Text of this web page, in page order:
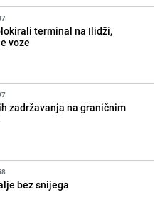
terminal na Ilidži,
voze
zadržavanja na graničnim
bez snijega